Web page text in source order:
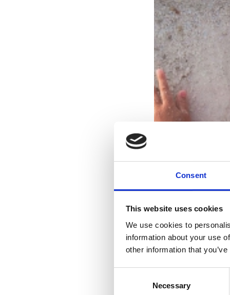
Consent
This website uses cookies
We use cookies to
information about your use
other information that
Necessary